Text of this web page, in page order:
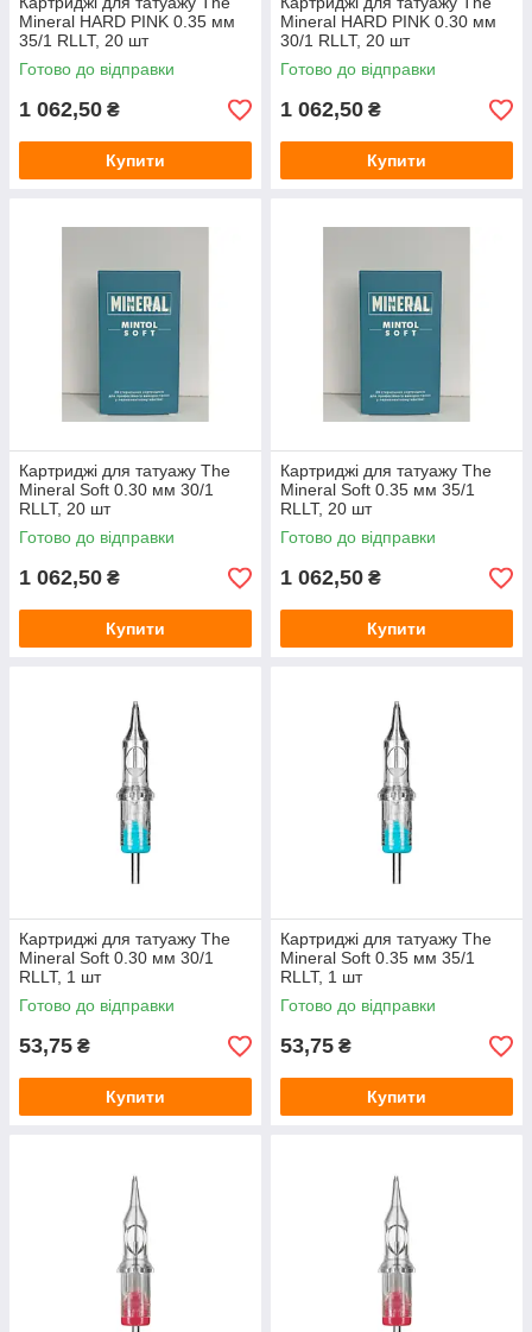
Mineral HARD PINK 0.35 мм
35/1 RLLT, 20 шт
Готово до відправки
1 062,50 ₴
Купити
Mineral HARD PINK 0.30 мм
30/1 RLLT, 20 шт
Готово до відправки
1 062,50 ₴
Купити
Картриджі для татуажу The
Mineral Soft 0.30 мм 30/1
RLLT, 20 шт
Готово до відправки
1 062,50 ₴
Купити
Картриджі для татуажу The
Mineral Soft 0.35 мм 35/1
RLLT, 20 шт
Готово до відправки
1 062,50 ₴
Купити
Картриджі для татуажу The
Mineral Soft 0.30 мм 30/1
RLLT, 1 шт
Готово до відправки
53,75 ₴
Купити
Картриджі для татуажу The
Mineral Soft 0.35 мм 35/1
RLLT, 1 шт
Готово до відправки
53,75 ₴
Купити